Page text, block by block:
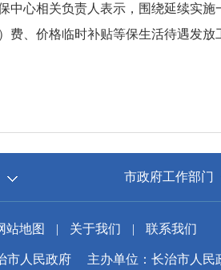
中心相关负责人表示，围绕延续实
费、价格临时补贴等保生活待遇发放
市政府工作部门
站地图 | 关于我们 | 联系我们
市人民政府 主办单位：长治市人民